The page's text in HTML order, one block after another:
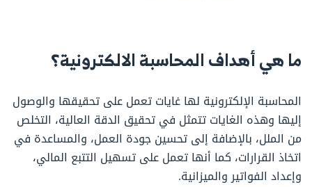
ما هي أهداف المحاسبة الالكترونية؟
المحاسبة الإلكترونية لها غايات تعمل على تحقيقها والوصول
إليها وهذه الغايات تتمثل في تحقيق الدقة العالية، التخلص
من الملل، بالإضافة إلى تحسين جودة العمل، والمساعدة في
اتخاذ القرارات، كما أنها تعمل على تسهيل التتبع المالي،
وإعداد الفواتير والميزانية.